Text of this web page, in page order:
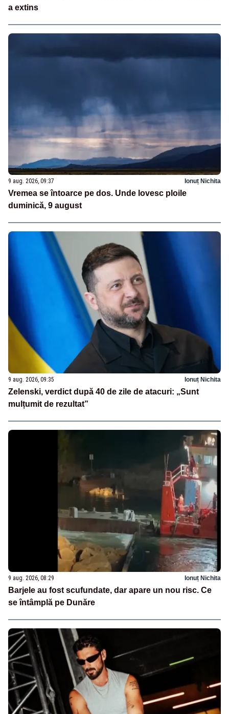
a extins
9 aug. 2026, 09:37 Ionuț Nichita
Vremea se întoarce pe dos. Unde lovesc ploile
duminică, 9 august
9 aug. 2026, 09:35 Ionuț Nichita
Zelenski, verdict după 40 de zile de atacuri: „Sunt
mulțumit de rezultat”
9 aug. 2026, 08:29 Ionuț Nichita
Barjele au fost scufundate, dar apare un nou risc. Ce
se întâmplă pe Dunăre